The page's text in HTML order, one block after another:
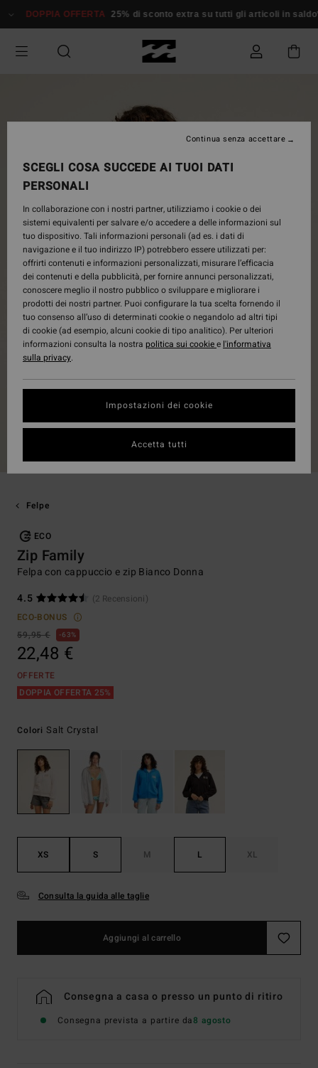
alle
prodotto
DOPPIA OFFERTA 25% di sconto extra su tutti gli articoli in saldo*
Felpe
ECO
Zip Family
Felpa con cappuccio e zip Bianco Donna
4.5
(2 Recensioni)
ECO-BONUS
59,95 €
63%
22,48 €
OFFERTE
DOPPIA OFFERTA 25%
Colori Salt Crystal
XS S M L XL
Consulta la guida alle taglie
Aggiungi al carrello
Consegna a casa o presso un punto di ritiro
Consegna prevista a partire da8 agosto
SCEGLI COSA SUCCEDE AI TUOI DATI
PERSONALI
In collaborazione con i nostri partner, utilizziamo i cookie o dei
sistemi equivalenti per salvare e/o accedere a delle informazioni sul
tuo dispositivo. Tali informazioni personali (ad es. i dati di
navigazione e il tuo indirizzo IP) potrebbero essere utilizzati per:
offrirti contenuti e informazioni personalizzati, misurare l’efficacia
dei contenuti e della pubblicità, per fornire annunci personalizzati,
conoscere meglio il nostro pubblico o sviluppare e migliorare i
prodotti dei nostri partner. Puoi configurare la tua scelta fornendo il
tuo consenso all’uso di determinati cookie o negandolo ad altri tipi
di cookie (ad esempio, alcuni cookie di tipo analitico). Per ulteriori
informazioni consulta la nostra politica sui cookiee l'informativa
sulla privacy.
Impostazioni dei cookie
Continua senza accettare
Accetta tutti